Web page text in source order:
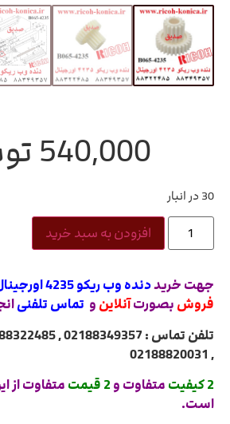
540,000
30 در انبار
افزودن به سبد خرید
جهت خریددنده وب ریکو 4235 اورجینال
فروش بصورتآنلاین و تماس تلفنی
, 02188820031
2 کیفیت
متفاوت و 2 قیمت
متفاوت
است.